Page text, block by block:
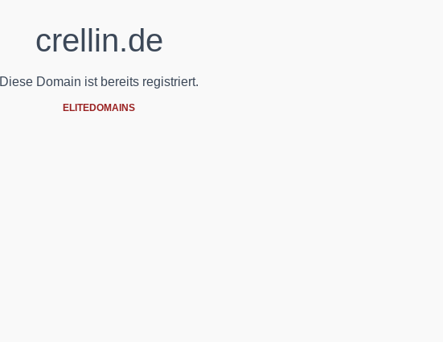
crellin.de
Diese Domain ist bereits registriert.
ELITEDOMAINS